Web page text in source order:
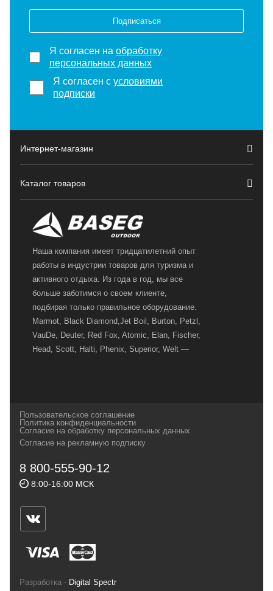
Подписаться
Я согласен на обработку
персональных данных
Я согласен сусловиями
подписки
Интернет-магазин
Каталог товаров
Наша компания имеет тридцатилетний опыт
работы в индустрии товаров для туризма и
активного отдыха. Из года в год, мы все
больше заботимся о своем клиенте,
подбирая только правильное оборудование.
Marmot, Black Diamond,Jet Boil, Burton, Petzl,
VauDe, Deuter, Red Fox, Atomic, Elan, Fischer,
Head, Scott, Halti, Phenix, Superior, Welt —
и взыскательных путешественников,
спортсменов и отдыхающих.
Геннадьевич
ИНН 590300057023 ОГРН 304590319000121
ул.Советская, 25, магазин Басег.
Тел./факс (342) 2101242
Пользовательское соглашение
Политика конфиденциальности
Согласие на обработку персональных данных
Согласие на рекламную подписку
8 800-555-90-12
8:00-16:00 МСК
Разработка - Digital Spectr